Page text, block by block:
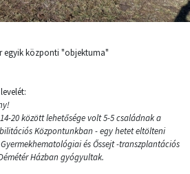
egyik központi "objektuma"
20 között lehetősége volt 5-5 családnak a
Központunkban - egy hetet eltölteni
és Őssejt -transzplantációs
Házban gyógyultak.